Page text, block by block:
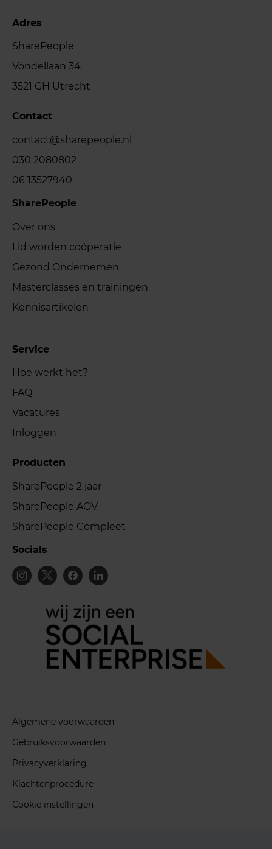
Adres
SharePeople
Vondellaan 34
3521 GH Utrecht
Contact
contact@sharepeople.nl
030 2080802
06 13527940
SharePeople
Over ons
Lid worden coöperatie
Gezond Ondernemen
Masterclasses en trainingen
Kennisartikelen
Service
Hoe werkt het?
FAQ
Vacatures
Inloggen
Producten
SharePeople 2 jaar
SharePeople AOV
SharePeople Compleet
Socials
Algemene voorwaarden
Gebruiksvoorwaarden
Privacyverklaring
Klachtenprocedure
Cookie instellingen